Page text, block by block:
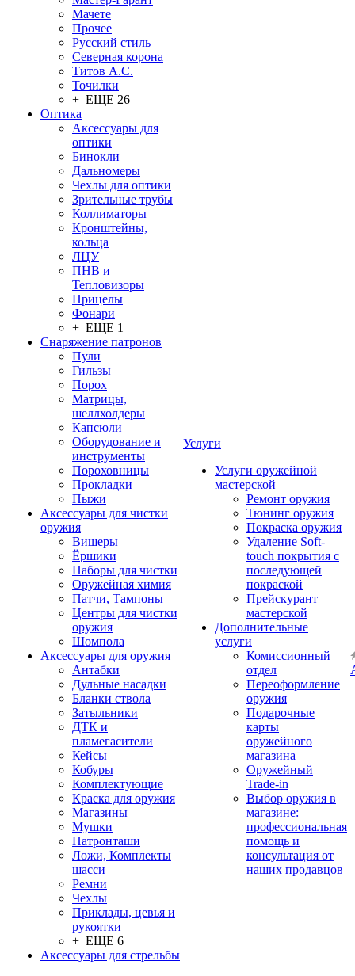
Мачете
Прочее
Русский стиль
Северная корона
Титов А.С.
Точилки
+ ЕЩЕ 26
Оптика
Аксессуары для
оптики
Бинокли
Дальномеры
Чехлы для оптики
Зрительные трубы
Коллиматоры
Кронштейны,
кольца
ЛЦУ
ПНВ и
Тепловизоры
Прицелы
Фонари
+ ЕЩЕ 1
Снаряжение патронов
Пули
Гильзы
Порох
Матрицы,
шеллхолдеры
Капсюли
Оборудование и
инструменты
Пороховницы
Прокладки
Пыжи
Аксессуары для чистки
оружия
Вишеры
Ёршики
Наборы для чистки
Оружейная химия
Патчи, Тампоны
Центры для чистки
оружия
Шомпола
Аксессуары для оружия
Антабки
Дульные насадки
Бланки ствола
Затыльники
ДТК и
пламегасители
Кейсы
Кобуры
Комплектующие
Краска для оружия
Магазины
Мушки
Патронташи
Ложи, Комплекты
шасси
Ремни
Чехлы
Приклады, цевья и
рукоятки
+ ЕЩЕ 6
Аксессуары для стрельбы
Услуги
Услуги оружейной
мастерской
Ремонт оружия
Тюнинг оружия
Покраска оружия
Удаление Soft-
touch покрытия с
последующей
покраской
Прейскурант
мастерской
Дополнительные
услуги
Комиссионный
отдел
Переоформление
оружия
Подарочные
карты
оружейного
магазина
Оружейный
Trade-in
Выбор оружия в
магазине:
профессиональная
помощь и
консультация от
наших продавцов